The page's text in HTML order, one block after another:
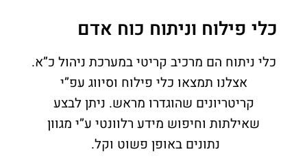
כלי פילוח וניתוח כוח אדם
כלי ניתוח הם מרכיב קריטי במערכת ניהול כ”א.
אצלנו תמצאו כלי פילוח וסיווג עפ”י
קריטריונים שהוגדרו מראש. ניתן לבצע
שאילתות וחיפוש מידע רלוונטי ע”י מגוון
נתונים באופן פשוט וקל.